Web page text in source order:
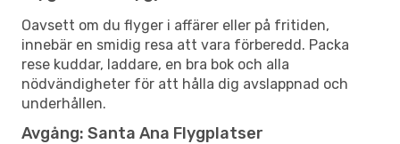
Oavsett om du flyger i affärer eller på fritiden,
innebär en smidig resa att vara förberedd. Packa
rese kuddar, laddare, en bra bok och alla
nödvändigheter för att hålla dig avslappnad och
underhållen.
Avgång: Santa Ana Flygplatser